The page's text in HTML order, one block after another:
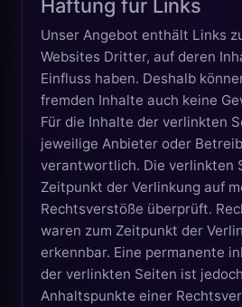
Haftung für Links
Unser Angebot enthält Links
Websites Dritter, auf deren
Einfluss haben. Deshalb
fremden Inhalte auch keine
Für die Inhalte der verlinkten
jeweilige Anbieter oder
verantwortlich. Die verlinkten
Zeitpunkt der Verlinkung auf
Rechtsverstöße überprüft.
waren zum Zeitpunkt der
erkennbar. Eine permanente
der verlinkten Seiten ist
Anhaltspunkte einer